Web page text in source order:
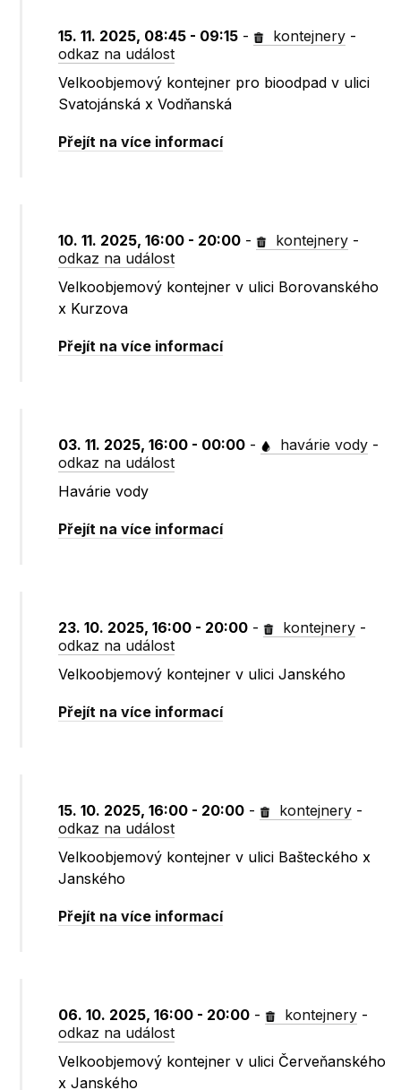
15. 11. 2025, 08:45 - 09:15 - kontejnery -
odkaz na událost
Velkoobjemový kontejner pro bioodpad v ulici
Svatojánská x Vodňanská
Přejít na více informací
10. 11. 2025, 16:00 - 20:00 - kontejnery -
odkaz na událost
Velkoobjemový kontejner v ulici Borovanského
x Kurzova
Přejít na více informací
03. 11. 2025, 16:00 - 00:00 - havárie vody -
odkaz na událost
Havárie vody
Přejít na více informací
23. 10. 2025, 16:00 - 20:00 - kontejnery -
odkaz na událost
Velkoobjemový kontejner v ulici Janského
Přejít na více informací
15. 10. 2025, 16:00 - 20:00 - kontejnery -
odkaz na událost
Velkoobjemový kontejner v ulici Bašteckého x
Janského
Přejít na více informací
06. 10. 2025, 16:00 - 20:00 - kontejnery -
odkaz na událost
Velkoobjemový kontejner v ulici Červeňanského
x Janského